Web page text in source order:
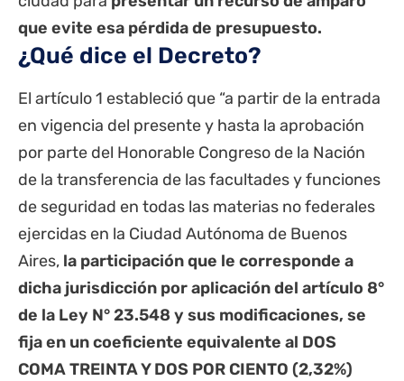
que evite esa pérdida de presupuesto.
¿Qué dice el Decreto?
El artículo 1 estableció que “a partir de la entrada
en vigencia del presente y hasta la aprobación
por parte del Honorable Congreso de la Nación
de la transferencia de las facultades y funciones
de seguridad en todas las materias no federales
ejercidas en la Ciudad Autónoma de Buenos
Aires, la participación que le corresponde a
dicha jurisdicción por aplicación del artículo 8°
de la Ley N° 23.548 y sus modificaciones, se
fija en un coeficiente equivalente al DOS
COMA TREINTA Y DOS POR CIENTO (2,32%)